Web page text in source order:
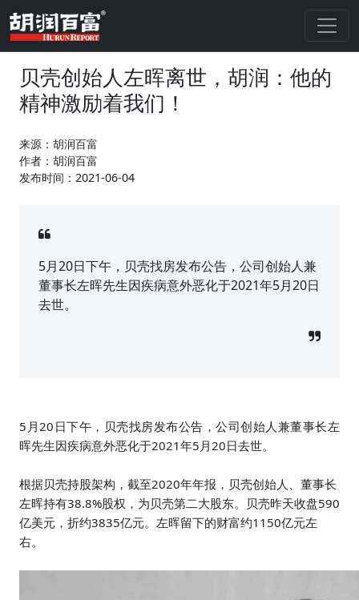
贝壳创始人左晖离世，胡润：他的
精神激励着我们！
来源：胡润百富
作者：胡润百富
发布时间：2021-06-04
5月20日下午，贝壳找房发布公告，公司创始人兼
董事长左晖先生因疾病意外恶化于2021年5月20日
去世。
5月20日下午，贝壳找房发布公告，公司创始人兼董事长左
晖先生因疾病意外恶化于2021年5月20日去世。
根据贝壳持股架构，截至2020年年报，贝壳创始人、董事长
左晖持有38.8%股权，为贝壳第二大股东。贝壳昨天收盘590
亿美元，折约3835亿元。左晖留下的财富约1150亿元左
右。